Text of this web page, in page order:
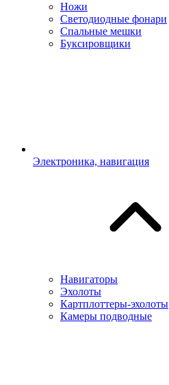
Ножи
Светодиодные фонари
Спальные мешки
Буксировщики
Электроника, навигация
Навигаторы
Эхолоты
Картплоттеры-эхолоты
Камеры подводные